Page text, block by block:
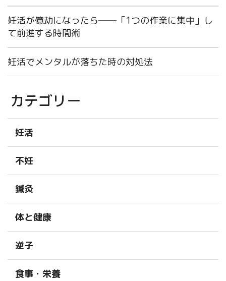
妊活が億劫になったら──「1つの作業に集中」し
て前進する時間術
妊活でメンタルが落ちた時の対処法
カテゴリー
妊活
不妊
鍼灸
体と健康
逆子
食事・栄養